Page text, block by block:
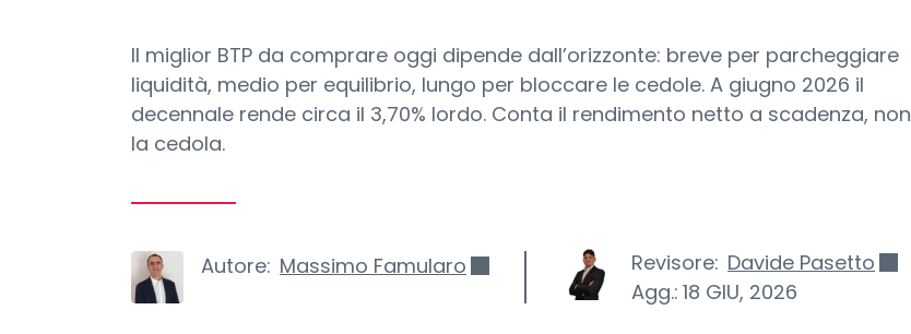
Il miglior BTP da comprare oggi dipende dall’orizzonte: breve per parcheggiare
liquidità, medio per equilibrio, lungo per bloccare le cedole. A giugno 2026 il
decennale rende circa il 3,70% lordo. Conta il rendimento netto a scadenza, non
la cedola.
Autore: Massimo Famularo Revisore: Davide Pasetto
Agg.: 18 GIU, 2026